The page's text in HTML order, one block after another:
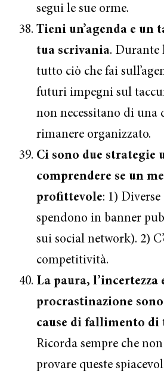
segui le sue orme.
Tieni un’agenda e un
tua scrivania. Durante
tutto ciò che fai
futuri impegni sul
non necessitano di una
rimanere organizzato.
Ci sono due strategie
comprendere se un
profittevole: 1) Diverse
spendono in banner
sui social network). 2)
competitività.
La paura, l’incertezza
procrastinazione
cause di fallimento
Ricorda sempre che
provare queste